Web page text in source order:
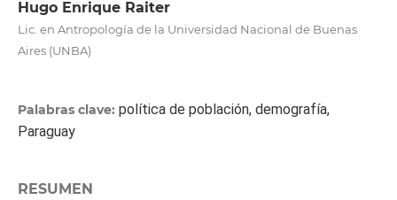
Hugo Enrique Raiter
Lic. en Antropología de la Universidad Nacional de Buenas
Aires (UNBA)
Palabras clave: política de población, demografía,
Paraguay
RESUMEN